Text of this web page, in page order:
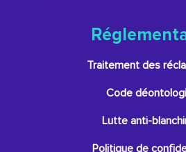
Traitement des
Code
Lutte anti-
Politique de